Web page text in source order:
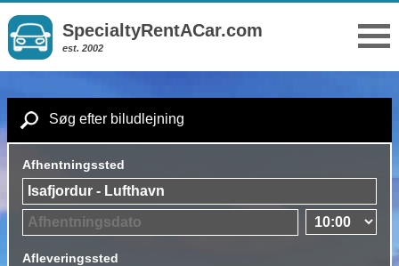
SpecialtyRentACar.com
est. 2002
Søg efter biludlejning
Afhentningssted
Afleveringssted